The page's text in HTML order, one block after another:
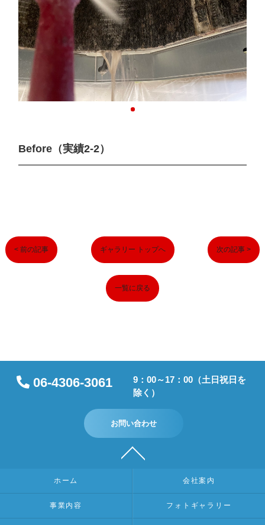
Before（実績2-2）
< 前の記事 ギャラリー トップへ 次の記事 >
一覧に戻る
06-4306-3061
9：00～17：00（土日祝日を
除く）
お問い合わせ
ホーム 会社案内
事業内容 フォトギャラリー